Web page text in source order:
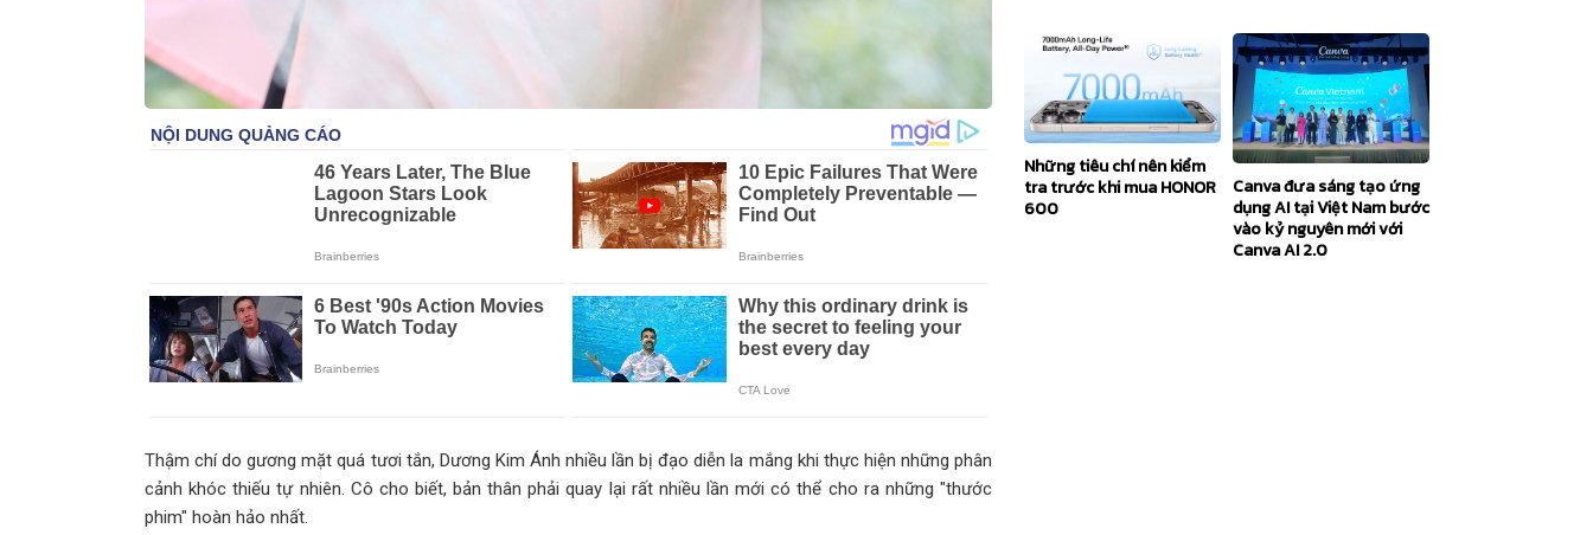
Thậm chí do gương mặt quá tươi tắn, Dương Kim Ánh nhiều lần bị đạo diễn la mắng khi thực hiện những phân
cảnh khóc thiếu tự nhiên. Cô cho biết, bản thân phải quay lại rất nhiều lần mới có thể cho ra những "thước
phim" hoàn hảo nhất.
Những tiêu chí nên kiểm
tra trước khi mua HONOR
600
Canva đưa sáng tạo ứng
dụng AI tại Việt Nam bước
vào kỷ nguyên mới với
Canva AI 2.0